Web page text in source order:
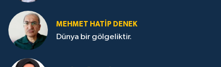
MEHMET HATİP DENEK
Dünya bir gölgeliktir.